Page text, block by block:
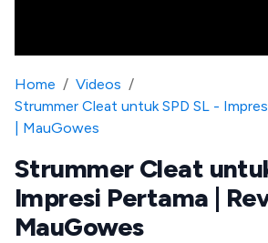
Home / Videos /
Strummer Cleat untuk SPD SL -
| MauGowes
Strummer Cleat
Impresi Pertama |
MauGowes